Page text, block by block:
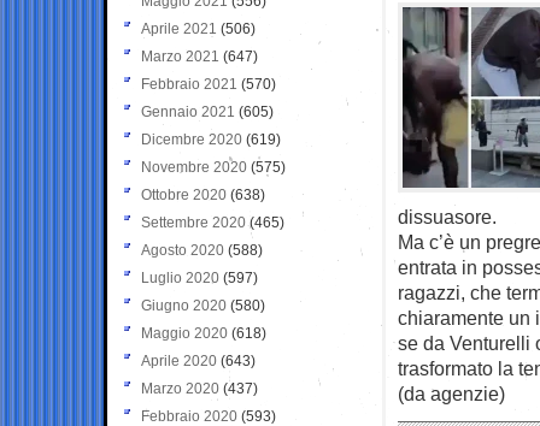
dissuasore.
Ma c’è un
entrata in
ragazzi, che
chiaramente un
se da Venturelli
trasformato la
(da agenzie)
Aprile 2021 (506)
Marzo 2021 (647)
Febbraio 2021 (570)
Gennaio 2021 (605)
Dicembre 2020 (619)
Novembre 2020 (575)
Ottobre 2020 (638)
Settembre 2020(465)
Agosto 2020 (588)
Luglio 2020 (597)
Giugno 2020 (580)
Maggio 2020 (618)
Aprile 2020 (643)
Marzo 2020 (437)
Febbraio 2020 (593)